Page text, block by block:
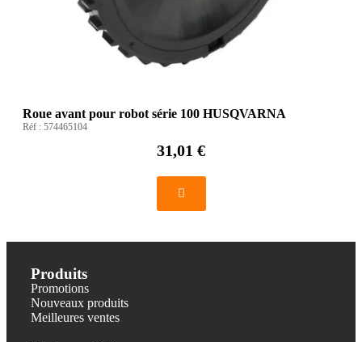
Roue avant pour robot série 100 HUSQVARNA
Réf : 574465104
31,01 €
Produits
Promotions
Nouveaux produits
Meilleures ventes